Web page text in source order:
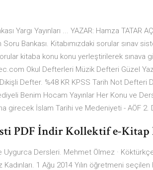
Yargı Yayınları ... YAZAR: Hamza TATAR
Bankası. Kitabımızdaki sorular sınav
kitaba konu konu yerleştirilerek sınava
Okul Defterleri Müzik Defteri Güzel
Defter. %48 KR KPSS Tarih Not Defteri
Benim Hocam Yayınlar Her Konu ve
girecek İslam Tarihi ve Medeniyeti - AÖF 2.
PDF İndir Kollektif e-
Dersleri. Mehmet Ölmez ·
1 Ağu 2014 Yılın öğretmeni seçilen